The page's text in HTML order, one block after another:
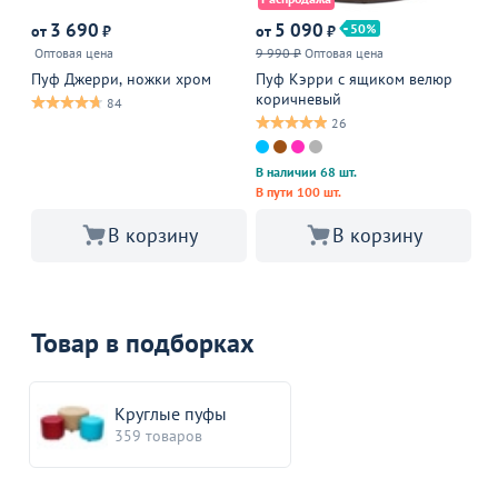
от 3 690 ₽
Оптовая цена
Пуф Джерри, ножки хром
84
В корзину
от 5 090 ₽
50
9 990 ₽ Оптовая цена
Пуф Кэрри с ящиком велюр
коричневый
26
В наличии 68 шт.
В пути 100 шт.
В корзину
Товар в подборках
Круглые пуфы
359 товаров